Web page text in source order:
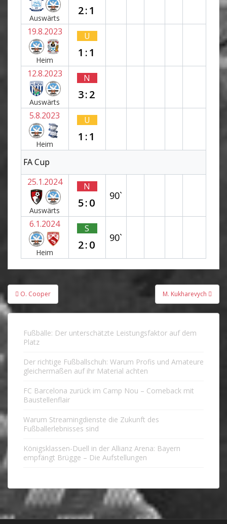
Auswärts
2:1
19.8.2023
Heim
U
1:1
12.8.2023
Auswärts
N
3:2
5.8.2023
Heim
U
1:1
FA Cup
25.1.2024
Auswärts
N
5:0
90`
6.1.2024
Heim
S
2:0
90`
Beitragsnavigation
O. Cooper M. Kukharevych
Fußbälle: Der unterschätzte Leistungsfaktor auf dem
Platz
Der richtige Fußballschuh: Warum Profis und Amateure
gleichermaßen auf ihr Material achten
FC Barcelona zurück im Camp Nou – Comeback mit
Baustellenflair
Warum Streamingdienste die Zukunft des
Fußballerlebnisses sind
Königsklassen-Duell in der Allianz Arena: Bayern
empfängt Brügge – Die Aufstellungen